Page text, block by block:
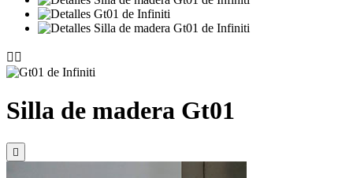
 
Silla de madera Gt01
